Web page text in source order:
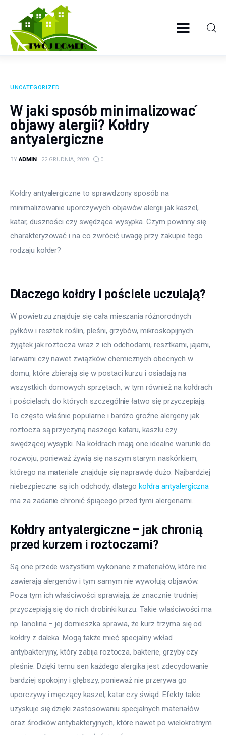
Twój domek
TWOJE ŻYCIE
Kuchnia
Budowa
UNCATEGORIZED
W jaki sposób minimalizować
objawy alergii? Kołdry
antyalergiczne
BY ADMIN 22 GRUDNIA, 2020 0
Kołdry antyalergiczne to sprawdzony sposób na
minimalizowanie uporczywych objawów alergii jak kaszel,
katar, duszności czy swędząca wysypka. Czym powinny się
charakteryzować i na co zwrócić uwagę przy zakupie tego
rodzaju kołder?
Dlaczego kołdry i pościele uczulają?
W powietrzu znajduje się cała mieszania różnorodnych
pyłków i resztek roślin, pleśni, grzybów, mikroskopijnych
żyjątek jak roztocza wraz z ich odchodami, resztkami, jajami,
larwami czy nawet związków chemicznych obecnych w
domu, które zbierają się w postaci kurzu i osiadają na
wszystkich domowych sprzętach, w tym również na kołdrach
i pościelach, do których szczególnie łatwo się przyczepiają.
To często właśnie popularne i bardzo groźne alergeny jak
roztocza są przyczyną naszego kataru, kaszlu czy
swędzącej wysypki. Na kołdrach mają one idealne warunki do
rozwoju, ponieważ żywią się naszym starym naskórkiem,
którego na materiale znajduje się naprawdę dużo. Najbardziej
niebezpieczne są ich odchody, dlatego kołdra antyalergiczna
ma za zadanie chronić śpiącego przed tymi alergenami.
Kołdry antyalergiczne – jak chronią
przed kurzem i roztoczami?
Są one przede wszystkim wykonane z materiałów, które nie
zawierają alergenów i tym samym nie wywołują objawów.
Poza tym ich właściwości sprawiają, że znacznie trudniej
przyczepiają się do nich drobinki kurzu. Takie właściwości ma
np. lanolina – jej domieszka sprawia, że kurz trzyma się od
kołdry z daleka. Mogą także mieć specjalny wkład
antybakteryjny, który zabija roztocza, bakterie, grzyby czy
pleśnie. Dzięki temu sen każdego alergika jest zdecydowanie
bardziej spokojny i głębszy, ponieważ nie przerywa go
uporczywy i męczący kaszel, katar czy świąd. Efekty takie
uzyskuje się dzięki zastosowaniu specjalnych materiałów
oraz środków antybakteryjnych, które nawet po wielokrotnym